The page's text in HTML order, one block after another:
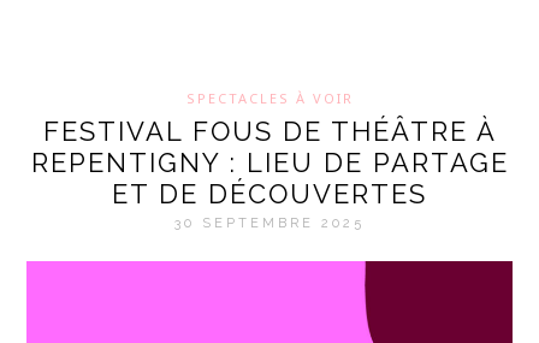
SPECTACLES À VOIR
FESTIVAL FOUS DE THÉÂTRE À
REPENTIGNY : LIEU DE PARTAGE
ET DE DÉCOUVERTES
30 SEPTEMBRE 2025